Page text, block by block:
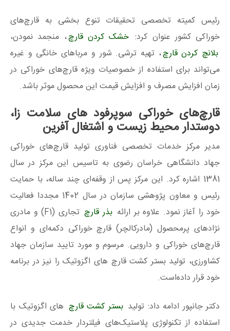
رئیس کمیته تخصصی تحقیقات تنوع بخشی به قارچ‌های
خوراکی کشور عنوان کرد: خشک کردن قارچ، منجمد نمودن،
بلانچ کردن قارچ، تهیه ترشی. شور و مربا‌های خانگی و غیره
می‌تواند برای استفاده از خصوصیات ویژه قارچ‌های خوراکی در
زمان افزایش مصرف و افزایش قیمت این محصول موثر باشد.
قارچ‌های خوراکی سوپرفود های سلامت زا،
دوستدار محیط زیست و اشتغال آفرین
مدیر مرکز خدمات تخصصی فناوری تولید قارچ‌های خوراکی
جهاد دانشگاهی خراسان رضوی به تاسیس این مرکز در سال
1381 اشاره کرد. این مرکز پس از وقفه‌ای چند ساله، با حمایت
رئیس و معاون پژوهشی سازمان در سال 1402 مجددا فعالیت
خود را آغاز نمود. علاوه بر ارائه بذر قارچ
تجاری (F1) و مادری
نژادهای پرمحصول (مادرکالچر) قارچ خوراکی دکمه‌ای و انواع
قارچ‌های خوراکی و دارویی. مرسوم و مورد تایید سازمان جهاد
کشاورزی، تولید بستر کشت قارچ های اگزوتیک را نیز در برنامه
خود قرار داده‌است.
دکتر جانپور ادامه داد: تولید بستر کشت قارچ‌ های اگزوتیک با
استفاده از تکنولوژی پلاستیک‌های فیلتردار خدمت جدیدی در